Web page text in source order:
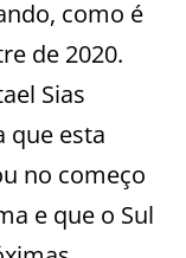
como é
de 2020.
Sias
que esta
no começo
e que o Sul